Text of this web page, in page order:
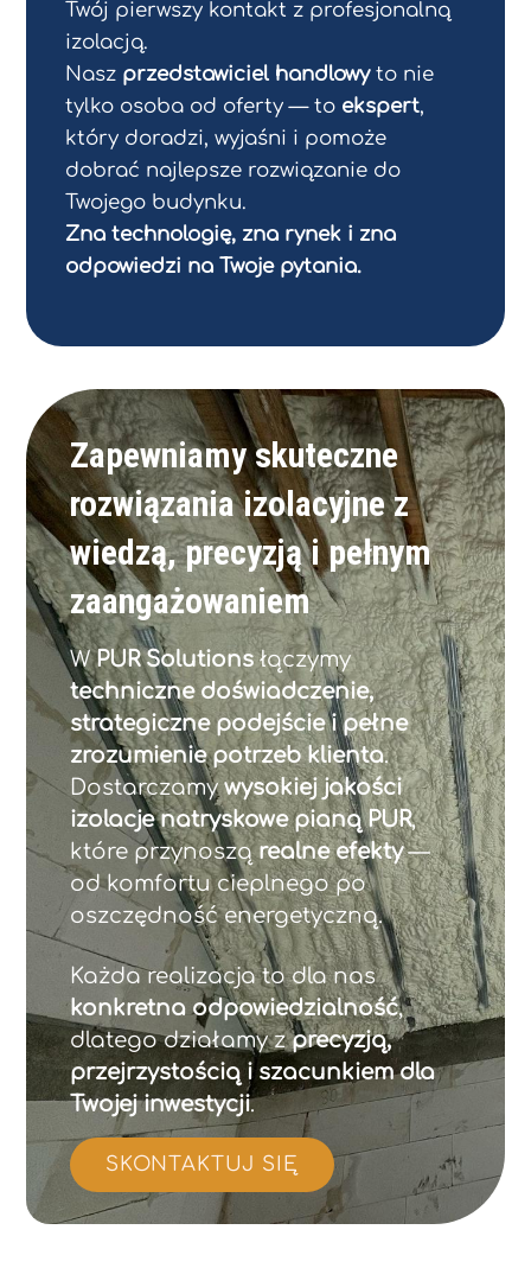
Twój pierwszy kontakt z profesjonalną
izolacją.
Nasz przedstawiciel handlowyto nie
tylko osoba od oferty — to ekspert,
który doradzi, wyjaśni i pomoże
dobrać najlepsze rozwiązanie do
Twojego budynku.
Zna technologię, zna rynek i zna
odpowiedzi na Twoje pytania.
Zapewniamy skuteczne
rozwiązania izolacyjne z
wiedzą, precyzją i pełnym
zaangażowaniem
WPUR Solutionsłączymy
techniczne doświadczenie,
strategiczne podejście i pełne
zrozumienie potrzeb klienta.
Dostarczamy wysokiej jakości
izolacje natryskowe pianą PUR,
które przynosząrealne efekty—
od komfortu cieplnego po
oszczędność energetyczną.
Każda realizacja to dla nas
konkretna odpowiedzialność,
dlatego działamy zprecyzją,
przejrzystością i szacunkiem dla
Twojej inwestycji.
SKONTAKTUJ SIĘ